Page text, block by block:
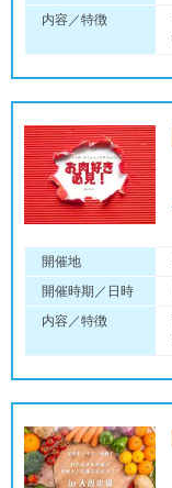
内容／特徴
開催地
開催時期／日時
内容／特徴